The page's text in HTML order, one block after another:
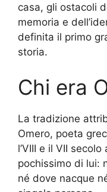
casa, gli ostacoli
memoria e
definita il primo
storia.
Chi era
La tradizione
Omero, poeta
l’VIII e il VII
pochissimo di lui:
né dove nacque